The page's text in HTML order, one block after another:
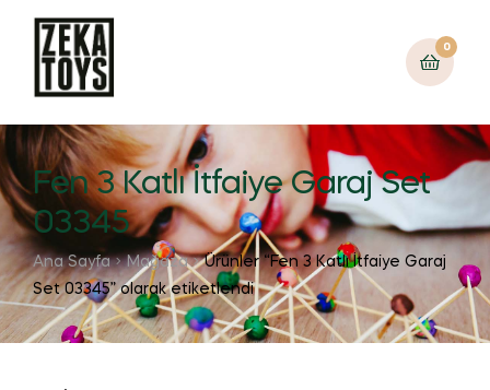
0
Fen 3 Katlı İtfaiye Garaj Set
03345
Ana Sayfa Mağaza
Ürünler “Fen 3 Katlı İtfaiye Garaj
Set 03345” olarak etiketlendi